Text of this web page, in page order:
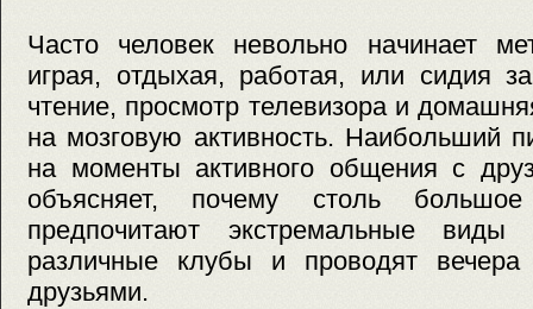
Часто человек невольно начинает
играя, отдыхая, работая, или сидия
чтение, просмотр телевизора и
на мозговую активность. Наибольший
на моменты активного общения с
объясняет, почему столь
предпочитают экстремальные
различные клубы и проводят
друзьями.